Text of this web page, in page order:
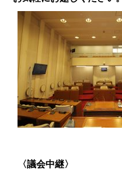
〈議会中継〉